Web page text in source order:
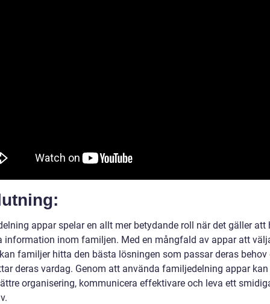
appar spelar en allt mer betydande roll när det gäller att
information inom familjen. Med en mångfald av appar att
familjer hitta den bästa lösningen som passar deras behov
deras vardag. Genom att använda familjedelning appar
organisering, kommunicera effektivare och leva ett